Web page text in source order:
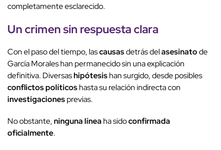
completamente esclarecido.
Un crimen sin respuesta clara
Con el paso del tiempo, lascausasdetrás delasesinatode
García Morales han permanecido sin una explicación
definitiva. Diversashipótesishan surgido, desde posibles
conflictos políticoshasta su relación indirecta con
investigacionesprevias.
No obstante,ninguna línea ha sidoconfirmada
oficialmente.